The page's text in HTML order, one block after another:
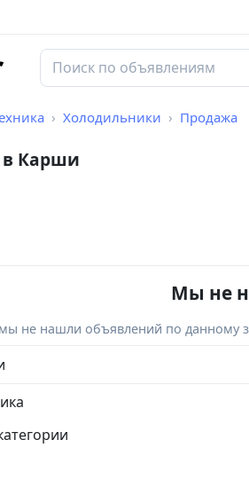
Холодильники Продажа
Карши
Мы не
не нашли объявлений по данному